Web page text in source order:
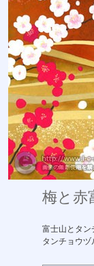
梅と赤
富士山とタン
タンチョウ